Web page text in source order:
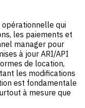
qui
les paiements et
manager pour
à jour ARI/API
de location,
les modifications
est fondamentale
à mesure que